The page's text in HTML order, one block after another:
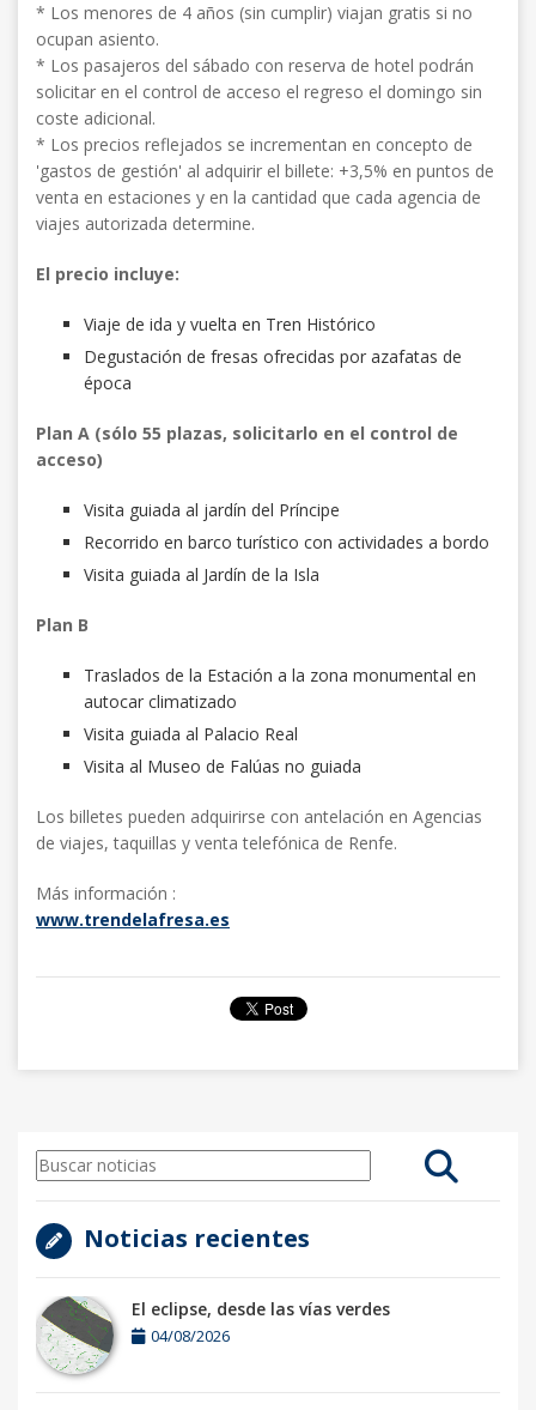
* Los menores de 4 años (sin cumplir) viajan gratis si no
ocupan asiento.
* Los pasajeros del sábado con reserva de hotel podrán
solicitar en el control de acceso el regreso el domingo sin
coste adicional.
* Los precios reflejados se incrementan en concepto de
'gastos de gestión' al adquirir el billete: +3,5% en puntos de
venta en estaciones y en la cantidad que cada agencia de
viajes autorizada determine.
El precio incluye:
Viaje de ida y vuelta en Tren Histórico
Degustación de fresas ofrecidas por azafatas de
época
Plan A (sólo 55 plazas, solicitarlo en el control de
acceso)
Visita guiada al jardín del Príncipe
Recorrido en barco turístico con actividades a bordo
Visita guiada al Jardín de la Isla
Plan B
Traslados de la Estación a la zona monumental en
autocar climatizado
Visita guiada al Palacio Real
Visita al Museo de Falúas no guiada
Los billetes pueden adquirirse con antelación en Agencias
de viajes, taquillas y venta telefónica de Renfe.
Más información :
www.trendelafresa.es
Noticias recientes
El eclipse, desde las vías verdes
04/08/2026